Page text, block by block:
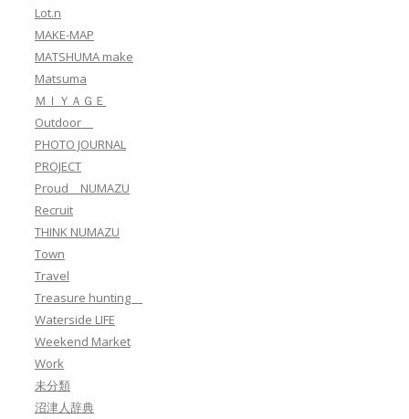
Lot.n
MAKE-MAP
MATSHUMA make
Matsuma
ＭＩＹＡＧＥ
Outdoor
PHOTO JOURNAL
PROJECT
Proud NUMAZU
Recruit
THINK NUMAZU
Town
Travel
Treasure hunting
Waterside LIFE
Weekend Market
Work
未分類
沼津人辞典